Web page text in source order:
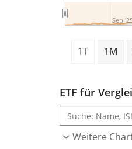
Sep
1T 1M
ETF für
Weitere